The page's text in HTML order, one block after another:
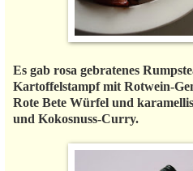
Es gab rosa gebratenes
Kartoffelstampf mit Rotwein-
Rote Bete Würfel und
und Kokosnuss-Curry.